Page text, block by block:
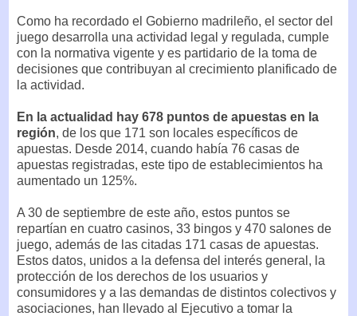
Como ha recordado el Gobierno madrileño, el sector del
juego desarrolla una actividad legal y regulada, cumple
con la normativa vigente y es partidario de la toma de
decisiones que contribuyan al crecimiento planificado de
la actividad.
En la actualidad hay 678 puntos de apuestas en la
región, de los que 171 son locales específicos de
apuestas. Desde 2014, cuando había 76 casas de
apuestas registradas, este tipo de establecimientos ha
aumentado un 125%.
A 30 de septiembre de este año, estos puntos se
repartían en cuatro casinos, 33 bingos y 470 salones de
juego, además de las citadas 171 casas de apuestas.
Estos datos, unidos a la defensa del interés general, la
protección de los derechos de los usuarios y
consumidores y a las demandas de distintos colectivos y
asociaciones, han llevado al Ejecutivo a tomar la